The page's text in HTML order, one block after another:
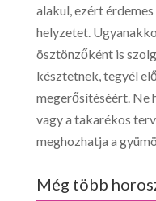
alakul, ezért
helyzetet.
ösztönzőként is
késztetnek, tegyél
megerősítéséért. Ne
vagy a takarékos
meghozhatja a
Még több